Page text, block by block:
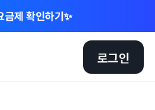
제 확인하기✨
로그인